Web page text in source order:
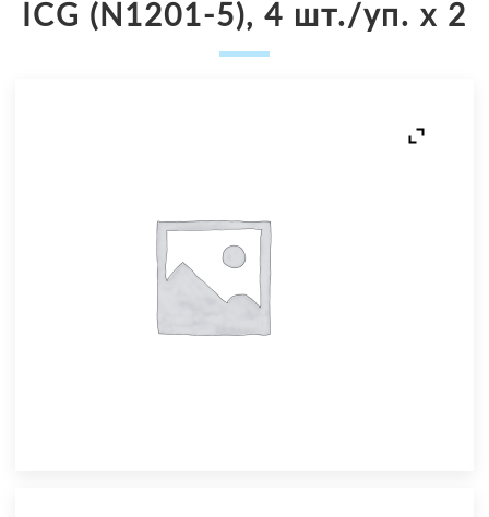
ICG (N1201-5), 4 шт./уп. x 2